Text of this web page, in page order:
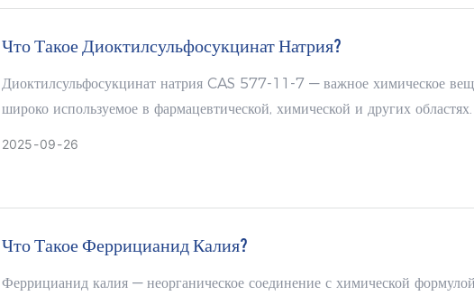
анализа.
Что Такое Диоктилсульфосукцинат Натрия?
Диоктилсульфосукцинат натрия CAS 577-11-7 — важное химическое
широко используемое в фармацевтической, химической и других областях.
2025 09 26
Что Такое Феррицианид Калия?
Феррицианид калия — неорганическое соединение с химической формулой